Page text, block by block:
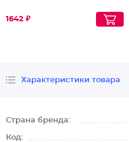
1642 ₽
Характеристики товара
Страна бренда:
Код: